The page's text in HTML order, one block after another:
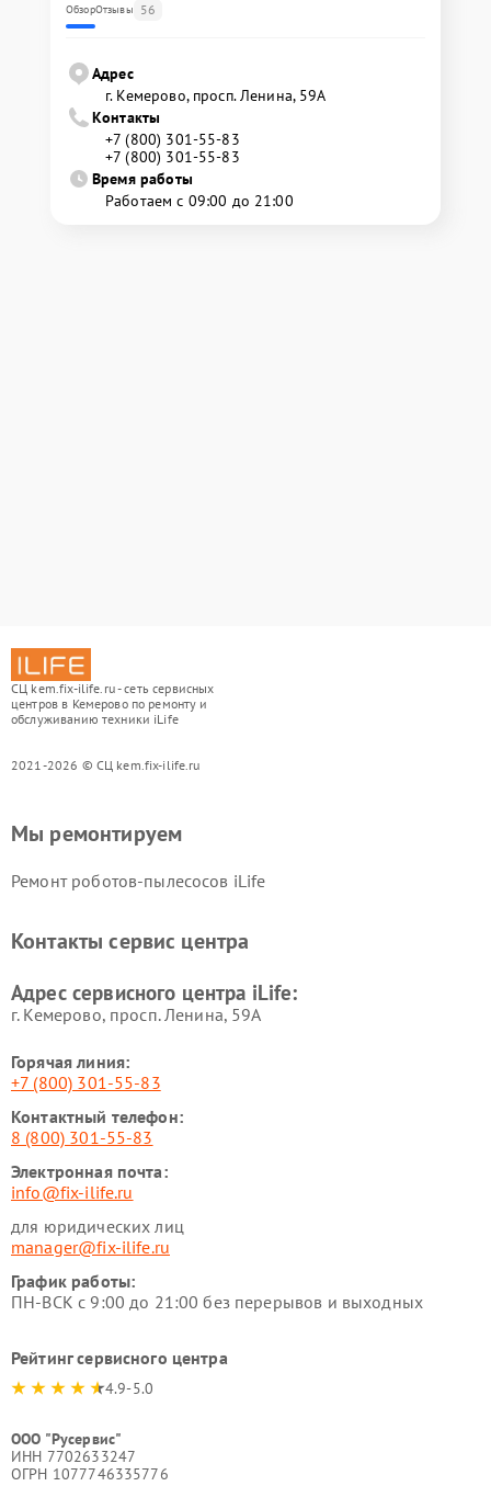
ОбзорОтзывы 56
Адрес
г. Кемерово, просп. Ленина, 59А
Контакты
+7 (800) 301-55-83
+7 (800) 301-55-83
Время работы
Работаем с 09:00 до 21:00
СЦ kem.fix-ilife.ru - сеть сервисных
центров в Кемерово по ремонту и
обслуживанию техники iLife
2021-2026 © СЦ kem.fix-ilife.ru
Мы ремонтируем
Ремонт роботов-пылесосов iLife
Контакты сервис центра
Адрес сервисного центра iLife:
г. Кемерово, просп. Ленина, 59А
Горячая линия:
+7 (800) 301-55-83
Контактный телефон:
8 (800) 301-55-83
Электронная почта:
info@fix-ilife.ru
для юридических лиц
manager@fix-ilife.ru
График работы:
ПН-ВСК с 9:00 до 21:00 без перерывов и выходных
Рейтинг сервисного центра
4.9-5.0
ООО "Русервис"
ИНН 7702633247
ОГРН 1077746335776